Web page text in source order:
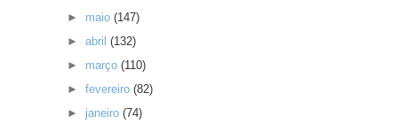
► maio(147)
►abril(132)
► março(110)
►fevereiro(82)
► janeiro(74)